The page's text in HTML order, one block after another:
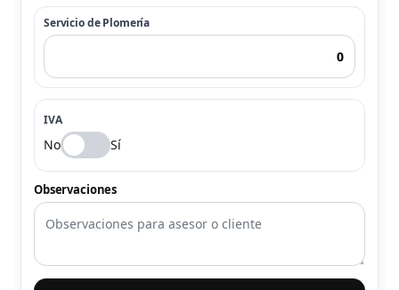
Servicio de Plomería
IVA
No Sí
Observaciones